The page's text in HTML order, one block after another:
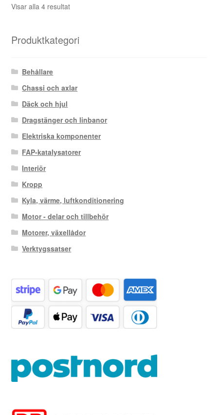
Visar alla 4 resultatSortera
Produktkategori
Behållare
Chassi och axlar
Däck och hjul
Dragstänger och linbanor
Elektriska komponenter
FAP-katalysatorer
Interiör
Kropp
Kyla, värme, luftkonditionering
Motor - delar och tillbehör
Motorer, växellådor
Verktygssatser